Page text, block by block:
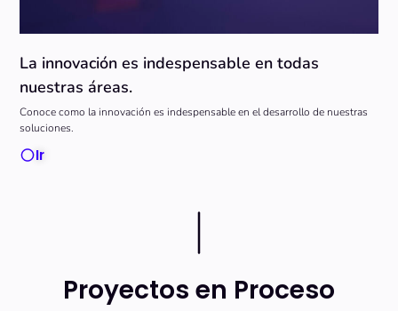
La innovación es indespensable en todas
nuestras áreas.
Conoce como la innovación es indespensable en el desarrollo de nuestras
soluciones.
Ir
Proyectos en Proceso